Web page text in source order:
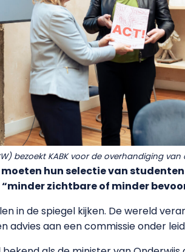
bezoekt KABK voor de overhandiging
hun selectie van
zichtbare of minder
in de spiegel kijken. De wereld
advies aan een commissie onder